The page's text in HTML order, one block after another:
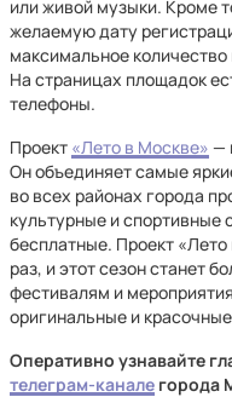
или живой музыки. Кроме
желаемую дату
максимальное
На страницах площадок
телефоны.
Проект «Лето в Москве» —
Он объединяет самые
во всех районах города
культурные и спортивные
бесплатные. Проект
раз, и этот сезон станет
фестивалям и
оригинальные и
Оперативно узнавайте
телеграм-канале города